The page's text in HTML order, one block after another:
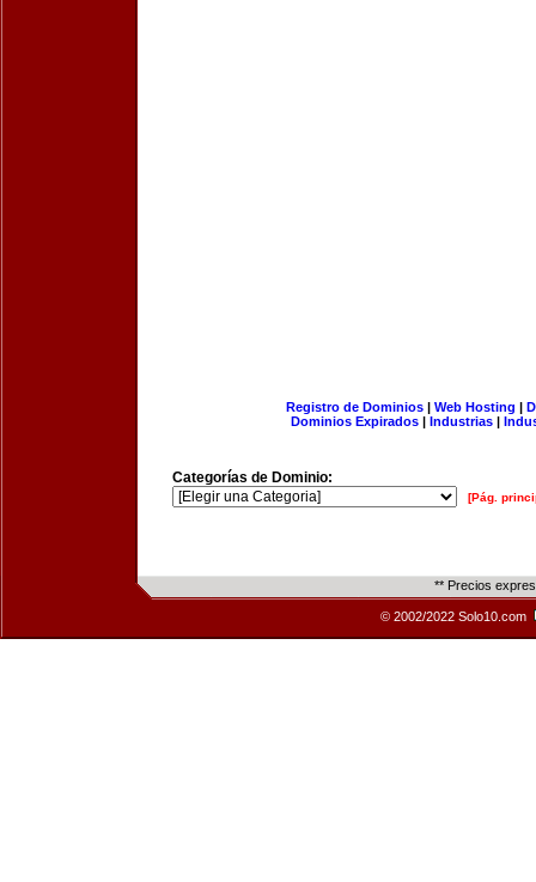
Registro de Dominios| Web Hosting |
Dominios Expirados | Industrias |
Categorías de Dominio:
[Pág.
** Precios
© 2002/2022 Solo10.com